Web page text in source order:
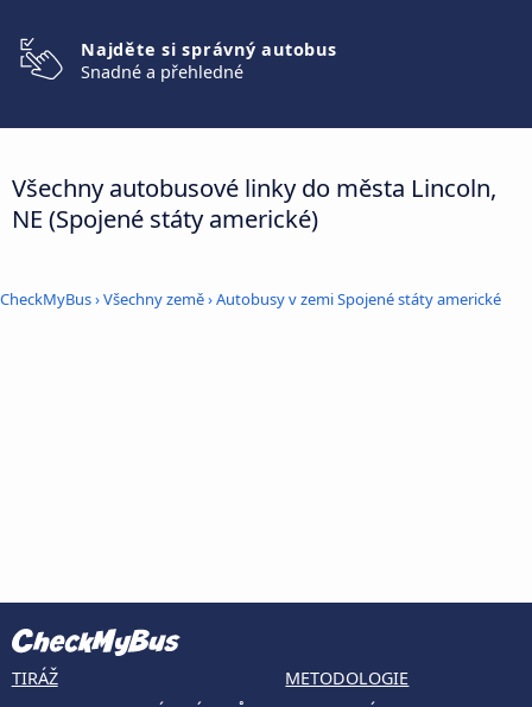
Najděte si správný autobus
Snadné a přehledné
Všechny autobusové linky do města Lincoln,
NE (Spojené státy americké)
CheckMyBus›Všechny země›Autobusy v zemi Spojené státy americké
TIRÁŽ
METODOLOGIE